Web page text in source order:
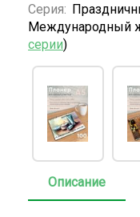
Серия:
Международный
серии)
Описание